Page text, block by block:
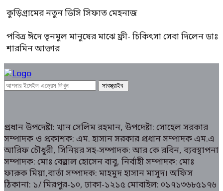
কুড়িগ্রামের নতুন ডিসি সিফাত মেহনাজ
পবিত্র ঈদে তৃনমুল মানুষের মাঝে ফ্রী- চিকিৎসা সেবা দিলেন ডাঃ
শারমিন আক্তার
প্রধান উপদেষ্টা: খান সেলিম রহমান, উপদেষ্টা: সোহেল সরকার
সম্পাদক ও প্রকাশক: এম. হাসান সরকার প্রধান সম্পাদক এম.এ
আরিফ চৌধুরী, সিনিয়র সহ-সম্পাদক: আর কে রবিন, ব্যবস্থাপনা
সম্পাদক: মোঃ বেল্লাল হোসেন বাবু, নির্বাহী সম্পাদক: মোঃ
ফারুক মিয়া,বার্তা সম্পাদক: মাহমুদ হাসান মাসুদ। অফিস
ঠিকানা: ১/ মিরপুর-১০, ঢাকা-১২১৫ মোবাইল: ০১৭১৩৬৮৫১৭৬